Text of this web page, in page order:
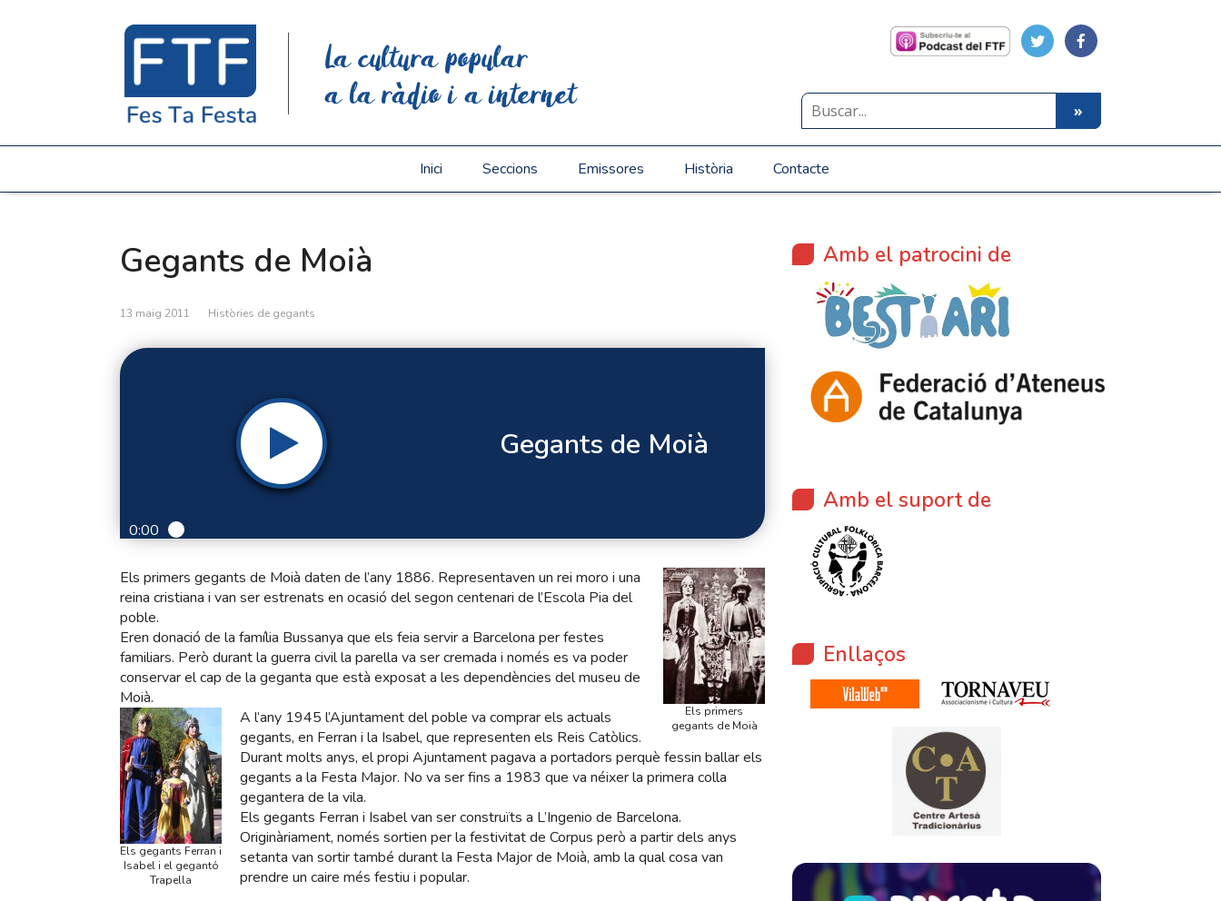
La cultura popular
a la ràdio i a internet
Inici Seccions Emissores Història Contacte
Gegants de Moià
13 maig 2011 Històries de gegants
0:00
Gegants de Moià
Els primers
gegants de Moià
Els primers gegants de Moià daten de l’any 1886. Representaven un rei moro i una
reina cristiana i van ser estrenats en ocasió del segon centenari de l’Escola Pia del
poble.
Eren donació de la família Bussanya que els feia servir a Barcelona per festes
familiars. Però durant la guerra civil la parella va ser cremada i només es va poder
conservar el cap de la geganta que està exposat a les dependències del museu de
Moià.
Els gegants Ferran i
Isabel i el gegantó
Trapella
A l’any 1945 l’Ajuntament del poble va comprar els actuals
gegants, en Ferran i la Isabel, que representen els Reis Catòlics.
Durant molts anys, el propi Ajuntament pagava a portadors perquè fessin ballar els
gegants a la Festa Major. No va ser fins a 1983 que va néixer la primera colla
gegantera de la vila.
Els gegants Ferran i Isabel van ser construïts a L’Ingenio de Barcelona.
Originàriament, només sortien per la festivitat de Corpus però a partir dels anys
setanta van sortir també durant la Festa Major de Moià, amb la qual cosa van
prendre un caire més festiu i popular.
Amb el patrocini de
Amb el suport de
Enllaços